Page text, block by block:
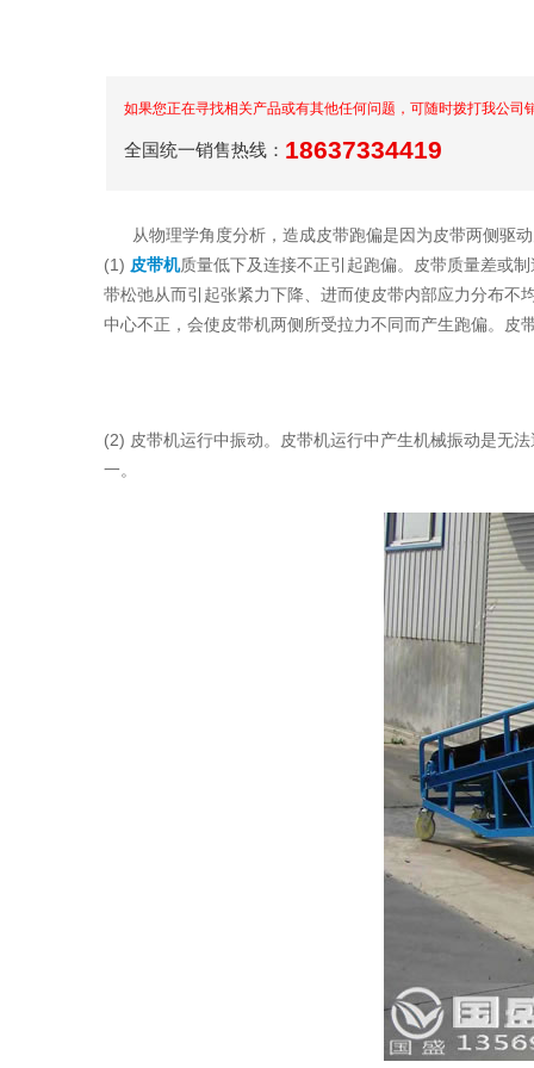
如果您正在寻找相关产品或有其他任何问题，可随时拨打我公司销
全国统一销售热线： 18637334419
从物理学角度分析，造成皮带跑偏是因为皮带两侧驱动力
(1) 皮带机质量低下及连接不正引起跑偏。皮带质量差或制
带松弛从而引起张紧力下降、进而使皮带内部应力分布不
中心不正，会使皮带机两侧所受拉力不同而产生跑偏。
(2) 皮带机运行中振动。皮带机运行中产生机械振动是无法避
一。